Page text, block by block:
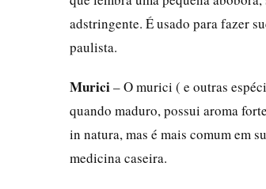
adstringente. É usado para fazer
paulista.
Murici– O murici ( e outras
quando maduro, possui aroma
in natura, mas é mais comum em
medicina caseira.